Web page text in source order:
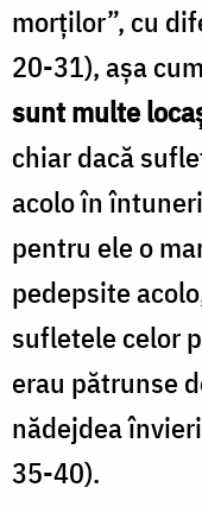
morților”, cu
20-31), așa
sunt multe
chiar dacă
acolo în
pentru ele o
pedepsite
sufletele celor
erau pătrunse
nădejdea
35-40).